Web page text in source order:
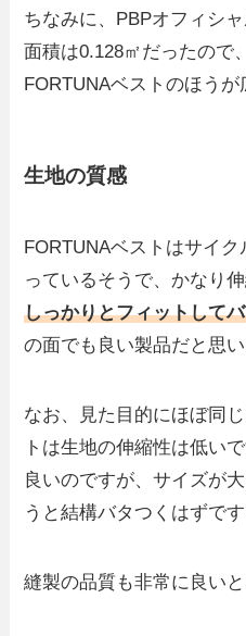
ちなみに、PBPオフィシ
面積は0.128㎡だったので
FORTUNAベストのほうが
生地の質感
FORTUNAベストはサイ
っているそうで、かなり
しっかりとフィットして
の面でも良い製品だと思い
なお、見た目的にほぼ同
トは生地の伸縮性は低い
良いのですが、サイズが
うと結構バタつくはずです
縫製の品質も非常に良いと